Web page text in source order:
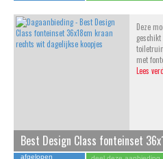
Deze
met
Lees
Best Design Class fonteinset
afgelopen